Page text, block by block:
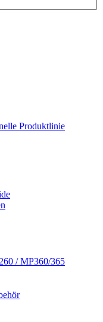
Produktlinie
/ MP360/365